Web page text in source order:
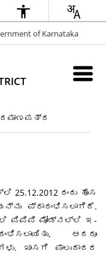
of Karnataka
ರಂದು ಹೊಸ
ಪ್ರಾರಂಭಿಸಲಾಗಿದೆ.
ಪಿಪಿಪಿ ಮೋಡ್ನಲ್ಲಿ ಇ-
ಆದರೂ
ಖಾಸಗಿ ಪಾಲುದಾರರ